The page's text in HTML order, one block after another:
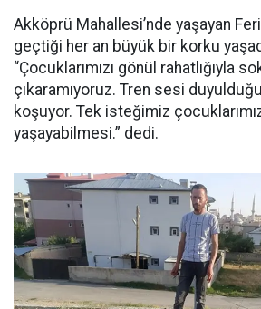
Akköprü Mahallesi’nde yaşayan
geçtiği her an büyük bir korku
“Çocuklarımızı gönül rahatlığıyla
çıkaramıyoruz. Tren sesi
koşuyor. Tek isteğimiz
yaşayabilmesi.” dedi.